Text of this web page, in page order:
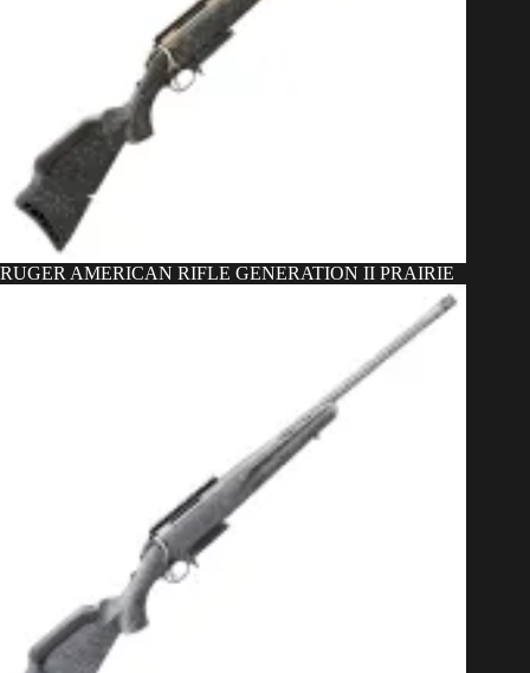
RUGER AMERICAN RIFLE GENERATION II PRAIRIE